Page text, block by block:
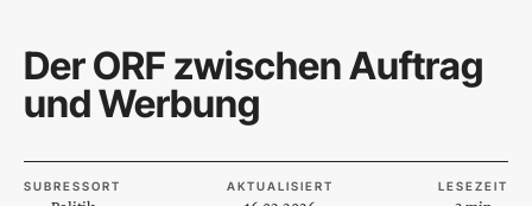
Der ORF zwischen Auftrag
und Werbung
SUBRESSORT AKTUALISIERT LESEZEIT